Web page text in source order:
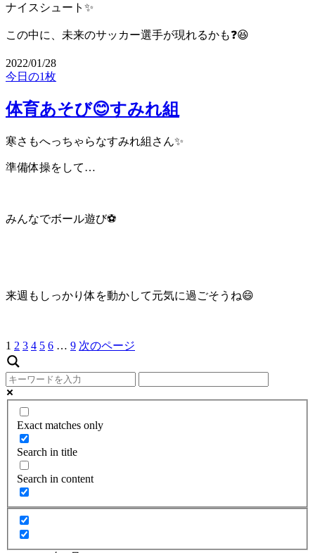
ナイスシュート✨
この中に、未来のサッカー選手が現れるかも❓😆
2022/01/28
今日の1枚
体育あそび😊すみれ組
寒さもへっちゃらなすみれ組さん✨
準備体操をして…
みんなでボール遊び⚽️
来週もしっかり体を動かして元気に過ごそうね😄
1 2 3 4 5 6 … 9 次のページ
Exact matches only
Search in title
Search in content